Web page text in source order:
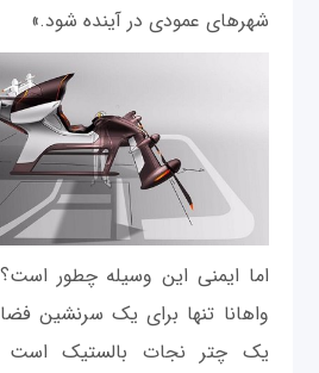
شهر‌های عمودی در آینده شود.»
اما ایمنی این وسیله چطور
واهانا تنها برای یک سرنشین
یک چتر نجات بالستیک است